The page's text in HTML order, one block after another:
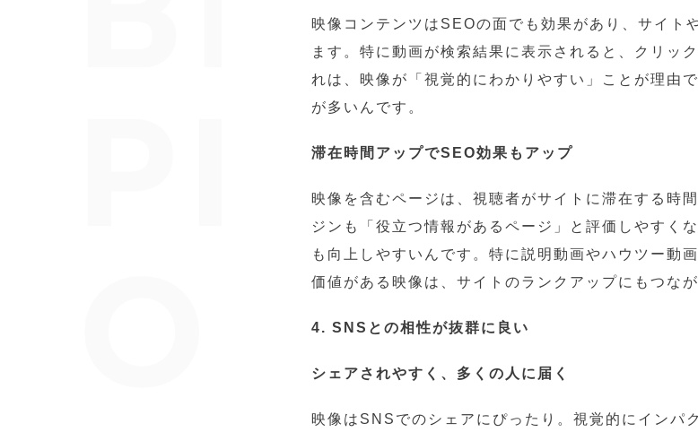
映像コンテンツはSEOの面でも効果があり、サイト
ます。特に動画が検索結果に表示されると、クリッ
れは、映像が「視覚的にわかりやすい」ことが理由
が多いんです。
滞在時間アップでSEO効果もアップ
映像を含むページは、視聴者がサイトに滞在する時
ジンも「役立つ情報があるページ」と評価しやすく
も向上しやすいんです。特に説明動画やハウツー動
価値がある映像は、サイトのランクアップにもつなが
4. SNSとの相性が抜群に良い
シェアされやすく、多くの人に届く
映像はSNSでのシェアにぴったり。視覚的にインパ